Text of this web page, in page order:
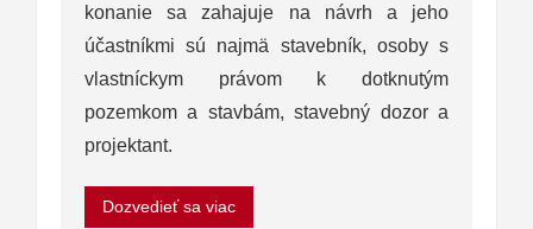
konanie sa zahajuje na návrh a jeho
účastníkmi sú najmä stavebník, osoby s
vlastníckym právom k dotknutým
pozemkom a stavbám, stavebný dozor a
projektant.
Dozvedieť sa viac